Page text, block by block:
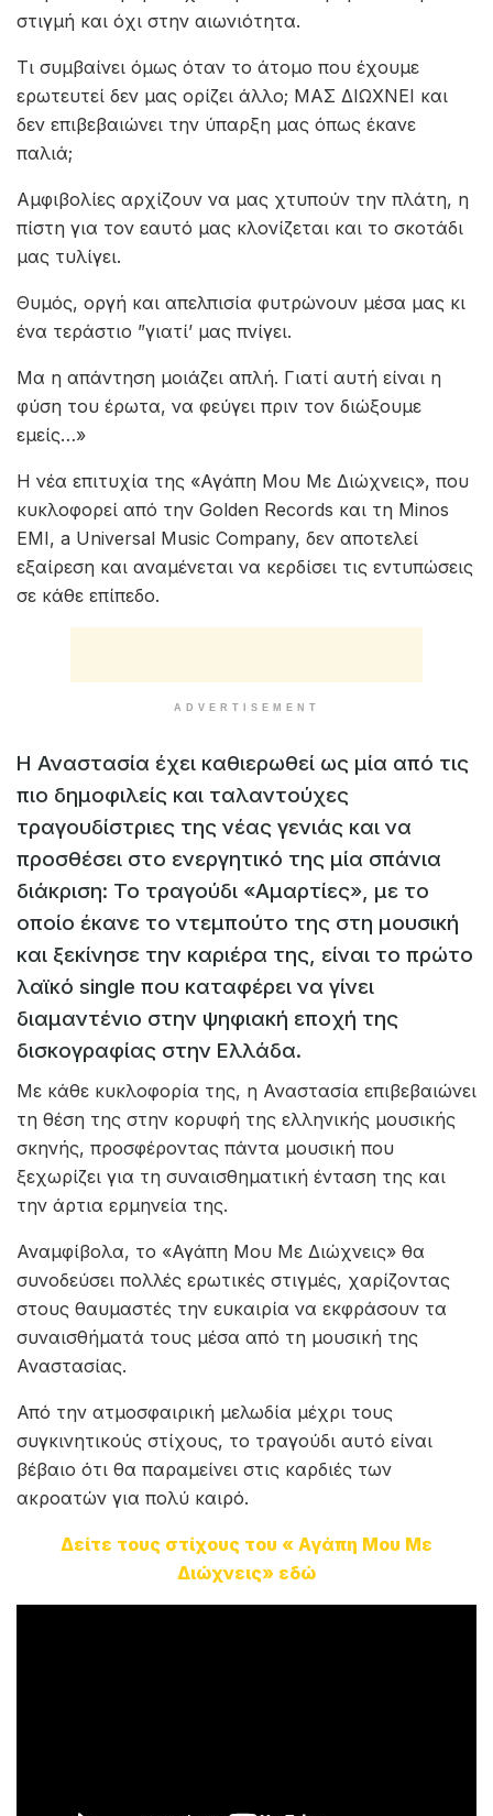
στιγμή και όχι στην αιωνιότητα.
Τι συμβαίνει όμως όταν το άτομο που έχουμε
ερωτευτεί δεν μας ορίζει άλλο; ΜΑΣ ΔΙΩΧΝΕΙ και
δεν επιβεβαιώνει την ύπαρξη μας όπως έκανε
παλιά;
Αμφιβολίες αρχίζουν να μας χτυπούν την πλάτη, η
πίστη για τον εαυτό μας κλονίζεται και το σκοτάδι
μας τυλίγει.
Θυμός, οργή και απελπισία φυτρώνουν μέσα μας κι
ένα τεράστιο ”γιατί’ μας πνίγει.
Μα η απάντηση μοιάζει απλή. Γιατί αυτή είναι η
φύση του έρωτα, να φεύγει πριν τον διώξουμε
εμείς…»
Η νέα επιτυχία της «Αγάπη Μου Με Διώχνεις», που
κυκλοφορεί από την Golden Records και τη Minos
EMI, a Universal Music Company, δεν αποτελεί
εξαίρεση και αναμένεται να κερδίσει τις εντυπώσεις
σε κάθε επίπεδο.
ADVERTISEMENT
Η Αναστασία έχει καθιερωθεί ως μία από τις
πιο δημοφιλείς και ταλαντούχες
τραγουδίστριες της νέας γενιάς και να
προσθέσει στο ενεργητικό της μία σπάνια
διάκριση: Το τραγούδι «Αμαρτίες», με το
οποίο έκανε το ντεμπούτο της στη μουσική
και ξεκίνησε την καριέρα της, είναι το πρώτο
λαϊκό single που καταφέρει να γίνει
διαμαντένιο στην ψηφιακή εποχή της
δισκογραφίας στην Ελλάδα.
Με κάθε κυκλοφορία της, η Αναστασία επιβεβαιώνει
τη θέση της στην κορυφή της ελληνικής μουσικής
σκηνής, προσφέροντας πάντα μουσική που
ξεχωρίζει για τη συναισθηματική ένταση της και
την άρτια ερμηνεία της.
Αναμφίβολα, το «Αγάπη Μου Με Διώχνεις» θα
συνοδεύσει πολλές ερωτικές στιγμές, χαρίζοντας
στους θαυμαστές την ευκαιρία να εκφράσουν τα
συναισθήματά τους μέσα από τη μουσική της
Αναστασίας.
Από την ατμοσφαιρική μελωδία μέχρι τους
συγκινητικούς στίχους, το τραγούδι αυτό είναι
βέβαιο ότι θα παραμείνει στις καρδιές των
ακροατών για πολύ καιρό.
Δείτε τους στίχους του « Αγάπη Μου Με
Διώχνεις» εδώ